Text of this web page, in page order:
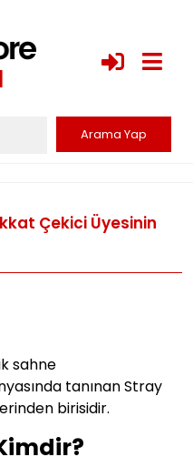
Çekici Üyesinin
sahne
tanınan Stray
birisidir.